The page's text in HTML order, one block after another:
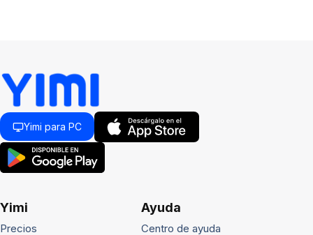
Yimi para PC
Yimi
Precios
Ayuda
Centro de ayuda